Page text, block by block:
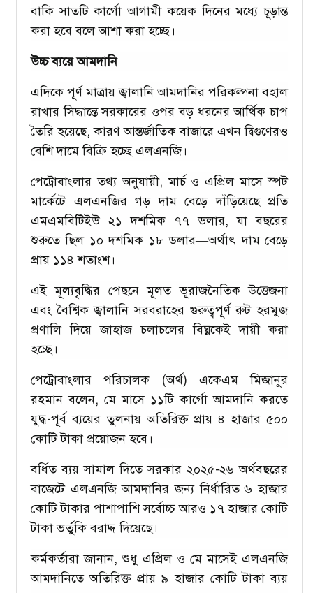
বাকি সাতটি কার্গো আগামী কয়েক দিনের মধ্যে চূড়ান্ত
করা হবে বলে আশা করা হচ্ছে।
উচ্চ ব্যয়ে আমদানি
এদিকে পূর্ণ মাত্রায় জ্বালানি আমদানির পরিকল্পনা বহাল
রাখার সিদ্ধান্তে সরকারের ওপর বড় ধরনের আর্থিক চাপ
তৈরি হয়েছে, কারণ আন্তর্জাতিক বাজারে এখন দ্বিগুণেরও
বেশি দামে বিক্রি হচ্ছে এলএনজি।
পেট্রোবাংলার তথ্য অনুযায়ী, মার্চ ও এপ্রিল মাসে স্পট
মার্কেটে এলএনজির গড় দাম বেড়ে দাঁড়িয়েছে প্রতি
এমএমবিটিইউ ২১ দশমিক ৭৭ ডলার, যা বছরের
শুরুতে ছিল ১০ দশমিক ১৮ ডলার—অর্থাৎ দাম বেড়ে
প্রায় ১১৪ শতাংশ।
এই মূল্যবৃদ্ধির পেছনে মূলত ভূরাজনৈতিক উত্তেজনা
এবং বৈশ্বিক জ্বালানি সরবরাহের গুরুত্বপূর্ণ রুট হরমুজ
প্রণালি দিয়ে জাহাজ চলাচলের বিঘ্নকেই দায়ী করা
হচ্ছে।
পেট্রোবাংলার পরিচালক (অর্থ) একেএম মিজানুর
রহমান বলেন, মে মাসে ১১টি কার্গো আমদানি করতে
যুদ্ধ-পূর্ব ব্যয়ের তুলনায় অতিরিক্ত প্রায় ৪ হাজার ৫০০
কোটি টাকা প্রয়োজন হবে।
বর্ধিত ব্যয় সামাল দিতে সরকার ২০২৫-২৬ অর্থবছরের
বাজেটে এলএনজি আমদানির জন্য নির্ধারিত ৬ হাজার
কোটি টাকার পাশাপাশি সর্বোচ্চ আরও ১৭ হাজার কোটি
টাকা ভর্তুকি বরাদ্দ দিয়েছে।
কর্মকর্তারা জানান, শুধু এপ্রিল ও মে মাসেই এলএনজি
আমদানিতে অতিরিক্ত প্রায় ৯ হাজার কোটি টাকা ব্যয়